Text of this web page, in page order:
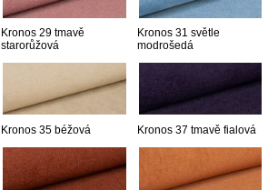
Kronos 29 tmavě
starorůžová
Kronos 31 světle
modrošedá
Kronos 35 béžová Kronos 37 tmavě fialová